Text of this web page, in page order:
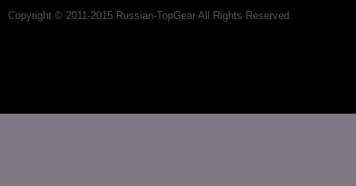
Copyright © 2011-2015 Russian-TopGear All Rights Reserved.